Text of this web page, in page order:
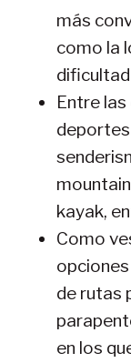
más
como la
Entre
kayak,
Como
de rutas
en los